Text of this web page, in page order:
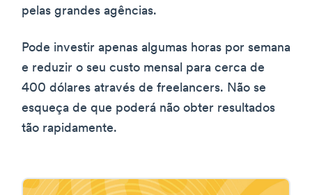
pelas grandes agências.
Pode investir apenas algumas horas por semana
e reduzir o seu custo mensal para cerca de
400 dólares através de freelancers. Não se
esqueça de que poderá não obter resultados
tão rapidamente.